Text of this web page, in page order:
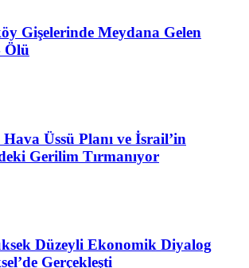
Gişelerinde Meydana Gelen
Ölü
Üssü Planı ve İsrail’in
Gerilim Tırmanıyor
Düzeyli Ekonomik Diyalog
Gerçekleşti